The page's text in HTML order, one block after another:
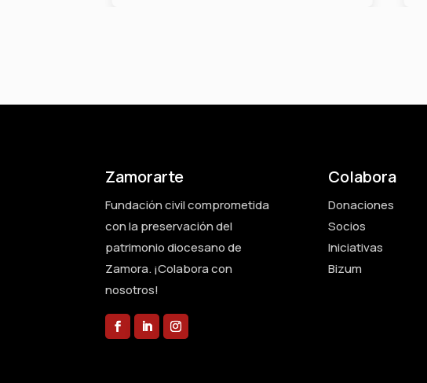
Zamorarte
Fundación civil comprometida
con la preservación del
patrimonio diocesano de
Zamora. ¡Colabora con
nosotros!
Colabora
Donaciones
Socios
Iniciativas
Bizum